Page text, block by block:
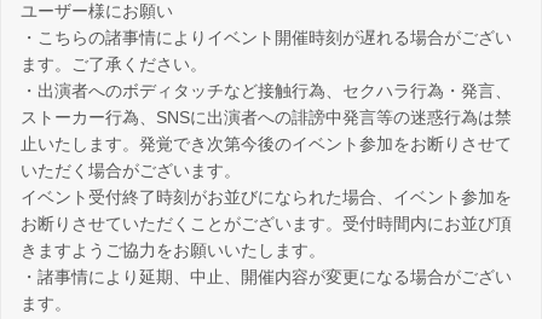
ユーザー様にお願い
・こちらの諸事情によりイベント開催時刻が遅れる場合がござい
ます。ご了承ください。
・出演者へのボディタッチなど接触行為、セクハラ行為・発言、
ストーカー行為、SNSに出演者への誹謗中発言等の迷惑行為は禁
止いたします。発覚でき次第今後のイベント参加をお断りさせて
いただく場合がございます。
イベント受付終了時刻がお並びになられた場合、イベント参加を
お断りさせていただくことがございます。受付時間内にお並び頂
きますようご協力をお願いいたします。
・諸事情により延期、中止、開催内容が変更になる場合がござい
ます。